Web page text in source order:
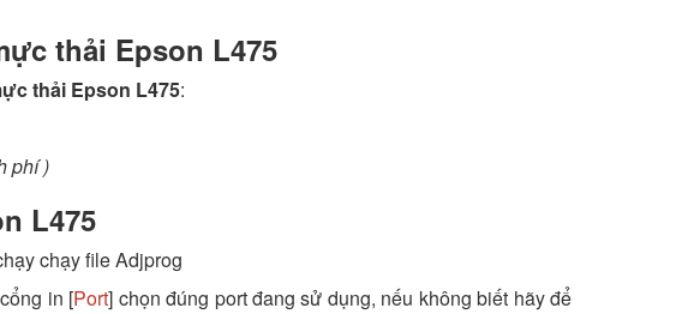
thải Epson L475
thải Epson L475:
phí )
L475
chạy file Adjprog
in [Port] chọn đúng port đang sử dụng, nếu không biết hãy để